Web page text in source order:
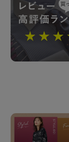
発売日
2025年7月29日